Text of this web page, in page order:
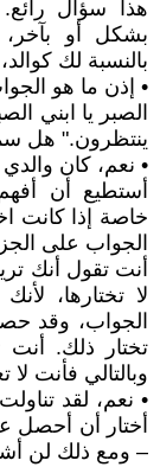
هذا سؤال
بشكل أو بآخر،
بالنسبة لك
• إذن ما هو
الصبر يا ابني
ينتظرون." هل
• نعم، كان
أستطيع أن
خاصة إذا كانت
الجواب على
أنت تقول أنك
لا تختارها،
الجواب، وقد
تختار ذلك. أنت
وبالتالي فأنت لا
• نعم، لقد
أختار أن أحصل
– ومع ذلك لن